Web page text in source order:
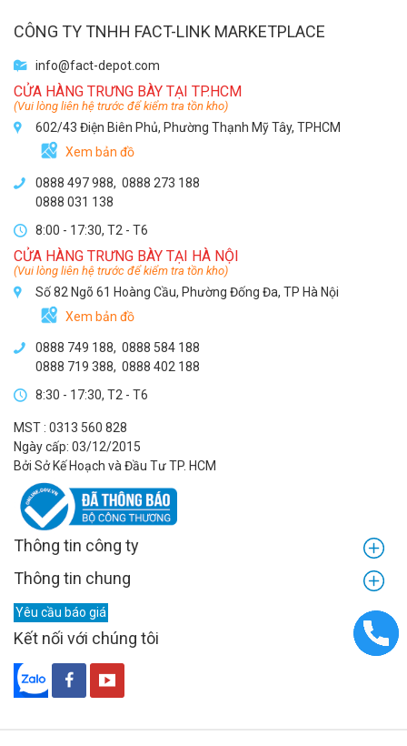
CÔNG TY TNHH FACT-LINK MARKETPLACE
info@fact-depot.com
CỬA HÀNG TRƯNG BÀY TẠI TP.HCM
(Vui lòng liên hệ trước để kiểm tra tồn kho)
602/43 Điện Biên Phủ, Phường Thạnh Mỹ Tây, TPHCM
Xem bản đồ
0888 497 988, 0888 273 188
0888 031 138
8:00 - 17:30, T2 - T6
CỬA HÀNG TRƯNG BÀY TẠI HÀ NỘI
(Vui lòng liên hệ trước để kiểm tra tồn kho)
Số 82 Ngõ 61 Hoàng Cầu, Phường Đống Đa, TP Hà Nội
Xem bản đồ
0888 749 188, 0888 584 188
0888 719 388, 0888 402 188
8:30 - 17:30, T2 - T6
MST : 0313 560 828
Ngày cấp: 03/12/2015
Bởi Sở Kế Hoạch và Đầu Tư TP. HCM
Thông tin công ty
Thông tin chung
Yêu cầu báo giá
Kết nối với chúng tôi